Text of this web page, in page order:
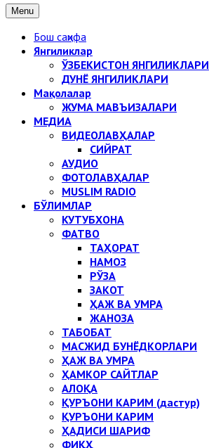
Menu
Бош саҳифа
Янгиликлар
ЎЗБЕКИСТОН ЯНГИЛИКЛАРИ
ДУНЁ ЯНГИЛИКЛАРИ
Мақолалар
ЖУМА МАВЪИЗАЛАРИ
МЕДИА
ВИДЕОЛАВҲАЛАР
СИЙРАТ
АУДИО
ФОТОЛАВҲАЛАР
MUSLIM RADIO
БЎЛИМЛАР
КУТУБХОНА
ФАТВО
ТАҲОРАТ
НАМОЗ
РЎЗА
ЗАКОТ
ҲАЖ ВА УМРА
ЖАНОЗА
ТАБОБАТ
МАСЖИД БУНЁДКОРЛАРИ
ҲАЖ ВА УМРА
ҲАМКОР САЙТЛАР
АЛОҚА
ҚУРЪОНИ КАРИМ (дастур)
ҚУРЪОНИ КАРИМ
ҲАДИСИ ШАРИФ
ФИҚҲ